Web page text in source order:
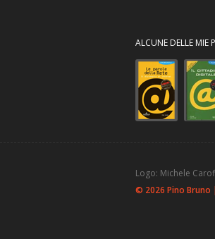
ALCUNE DELLE MIE
Logo: Michele
© 2026 Pino Bruno